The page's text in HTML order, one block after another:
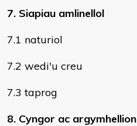
7. Siapiau amlinellol
7.1 naturiol
7.2 wedi'u creu
7.3 taprog
8. Cyngor ac argymhellion